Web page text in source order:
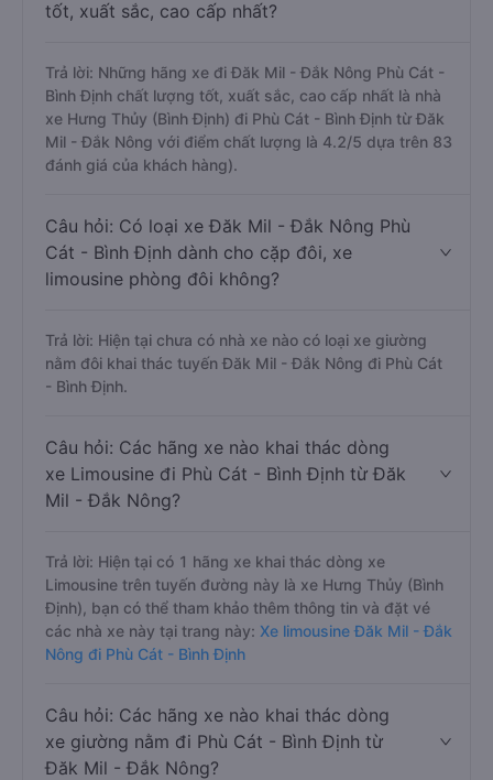
tốt, xuất sắc, cao cấp nhất?
Trả lời: Những hãng xe đi Đăk Mil - Đắk Nông Phù Cát -
Bình Định chất lượng tốt, xuất sắc, cao cấp nhất là nhà
xe Hưng Thủy (Bình Định) đi Phù Cát - Bình Định từ Đăk
Mil - Đắk Nông với điểm chất lượng là 4.2/5 dựa trên 83
đánh giá của khách hàng).
Câu hỏi: Có loại xe Đăk Mil - Đắk Nông Phù
Cát - Bình Định dành cho cặp đôi, xe
limousine phòng đôi không?
Trả lời: Hiện tại chưa có nhà xe nào có loại xe giường
nằm đôi khai thác tuyến Đăk Mil - Đắk Nông đi Phù Cát
- Bình Định.
Câu hỏi: Các hãng xe nào khai thác dòng
xe Limousine đi Phù Cát - Bình Định từ Đăk
Mil - Đắk Nông?
Trả lời: Hiện tại có 1 hãng xe khai thác dòng xe
Limousine trên tuyến đường này là xe Hưng Thủy (Bình
Định), bạn có thể tham khảo thêm thông tin và đặt vé
các nhà xe này tại trang này: Xe limousine Đăk Mil - Đắk
Nông đi Phù Cát - Bình Định
Câu hỏi: Các hãng xe nào khai thác dòng
xe giường nằm đi Phù Cát - Bình Định từ
Đăk Mil - Đắk Nông?